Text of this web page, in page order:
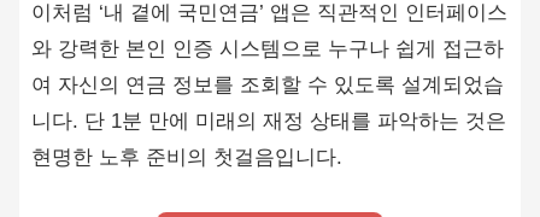
이처럼 ‘내 곁에 국민연금’ 앱은 직관적인 인터페이스
와 강력한 본인 인증 시스템으로 누구나 쉽게 접근하
여 자신의 연금 정보를 조회할 수 있도록 설계되었습
니다. 단 1분 만에 미래의 재정 상태를 파악하는 것은
현명한 노후 준비의 첫걸음입니다.